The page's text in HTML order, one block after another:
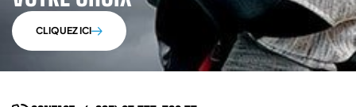
CLIQUEZ ICI